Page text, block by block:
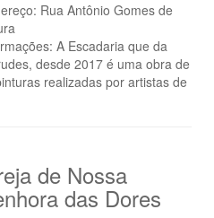
Rua Antônio Gomes de
A Escadaria que da
desde 2017 é uma obra de
realizadas por artistas de
de Nossa
das Dores